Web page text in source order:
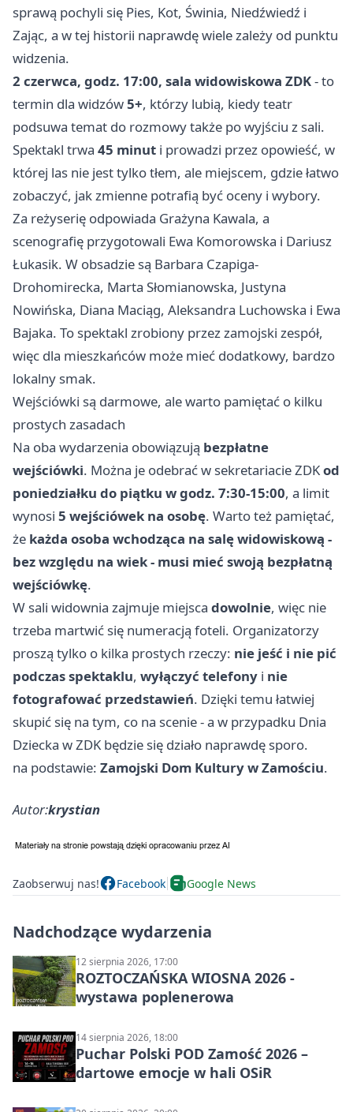
sprawą pochyli się Pies, Kot, Świnia, Niedźwiedź i
Zając, a w tej historii naprawdę wiele zależy od punktu
widzenia.
2 czerwca, godz. 17:00, sala widowiskowa ZDK- to
termin dla widzów5+, którzy lubią, kiedy teatr
podsuwa temat do rozmowy także po wyjściu z sali.
Spektakl trwa 45 minut i prowadzi przez opowieść, w
której las nie jest tylko tłem, ale miejscem, gdzie łatwo
zobaczyć, jak zmienne potrafią być oceny i wybory.
Za reżyserię odpowiada Grażyna Kawala, a
scenografię przygotowali Ewa Komorowska i Dariusz
Łukasik. W obsadzie są Barbara Czapiga-
Drohomirecka, Marta Słomianowska, Justyna
Nowińska, Diana Maciąg, Aleksandra Luchowska i Ewa
Bajaka. To spektakl zrobiony przez zamojski zespół,
więc dla mieszkańców może mieć dodatkowy, bardzo
lokalny smak.
Wejściówki są darmowe, ale warto pamiętać o kilku
prostych zasadach
Na oba wydarzenia obowiązują bezpłatne
wejściówki. Można je odebrać w sekretariacie ZDKod
poniedziałku do piątku w godz. 7:30-15:00, a limit
wynosi 5 wejściówek na osobę. Warto też pamiętać,
że każda osoba wchodząca na salę widowiskową -
bez względu na wiek - musi mieć swoją bezpłatną
wejściówkę.
W sali widownia zajmuje miejsca dowolnie, więc nie
trzeba martwić się numeracją foteli. Organizatorzy
proszą tylko o kilka prostych rzeczy: nie jeść i nie pić
podczas spektaklu, wyłączyć telefony i nie
fotografować przedstawień. Dzięki temu łatwiej
skupić się na tym, co na scenie - a w przypadku Dnia
Dziecka w ZDK będzie się działo naprawdę sporo.
na podstawie: Zamojski Dom Kultury w Zamościu.
Autor:krystian
Zaobserwuj nas! Facebook Google News
Nadchodzące wydarzenia
12 sierpnia 2026, 17:00
ROZTOCZAŃSKA WIOSNA 2026 -
wystawa poplenerowa
14 sierpnia 2026, 18:00
Puchar Polski POD Zamość 2026 –
dartowe emocje w hali OSiR